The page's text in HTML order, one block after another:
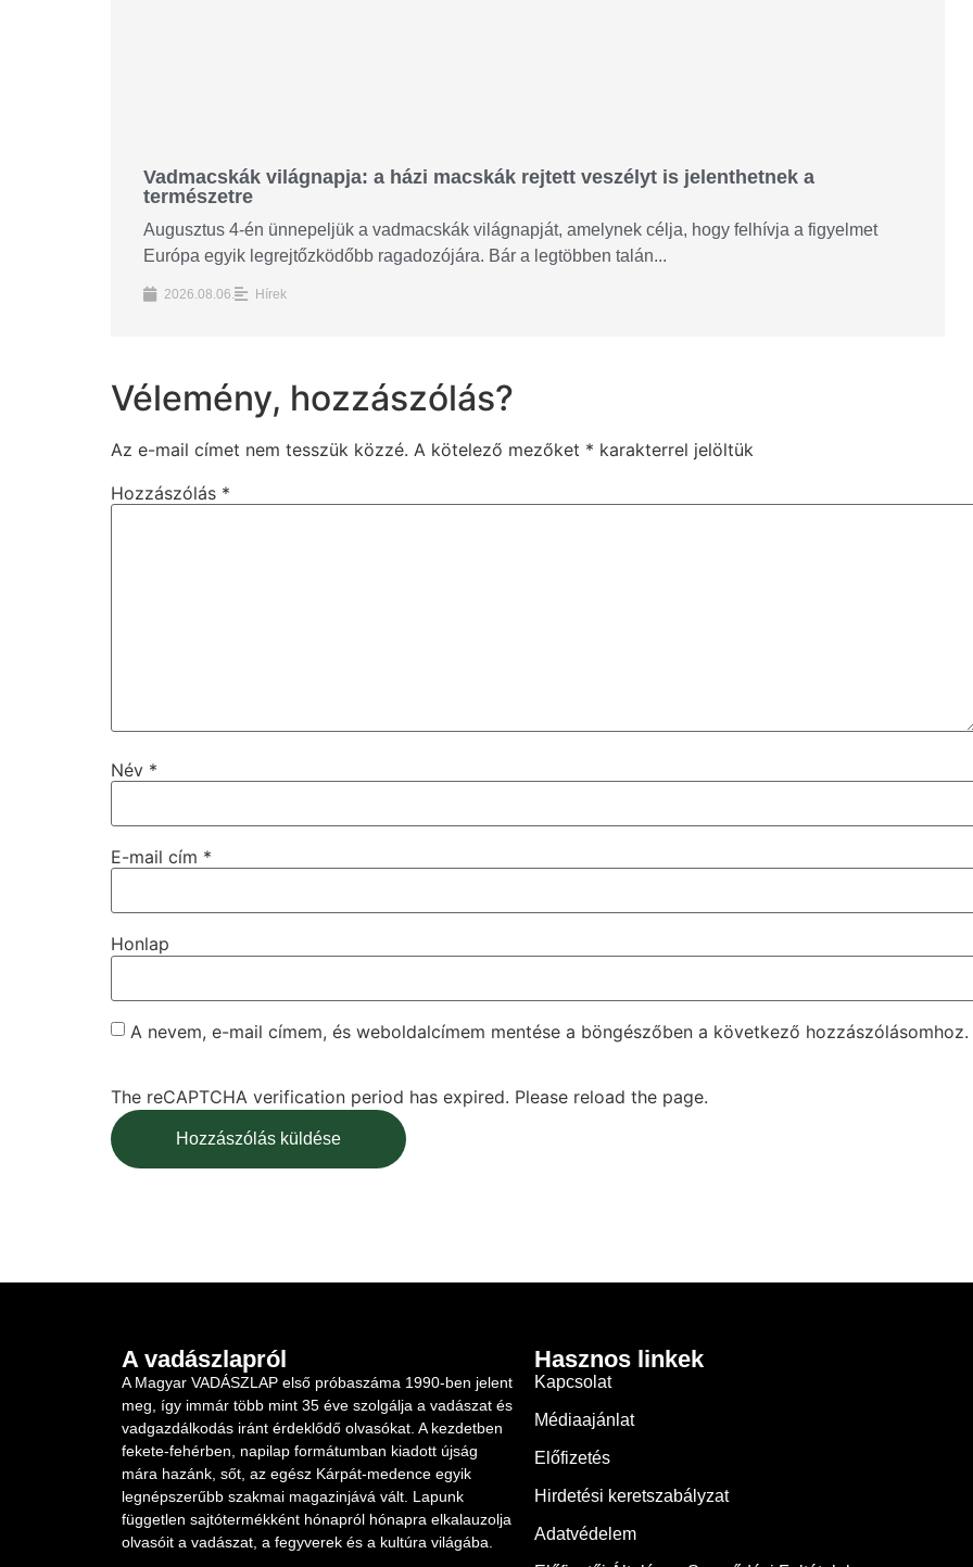
Vadmacskák világnapja: a házi macskák rejtett veszélyt is jelenthetnek a
természetre
Augusztus 4-én ünnepeljük a vadmacskák világnapját, amelynek célja, hogy felhívja a figyelmet
Európa egyik legrejtőzködőbb ragadozójára. Bár a legtöbben talán...
2026.08.06. Hírek
Vélemény, hozzászólás?
Az e-mail címet nem tesszük közzé. A kötelező mezőket * karakterrel jelöltük
Hozzászólás *
Név *
E-mail cím *
Honlap
A nevem, e-mail címem, és weboldalcímem mentése a böngészőben a következő hozzászólásomhoz.
The reCAPTCHA verification period has expired. Please reload the page.
A vadászlapról
A Magyar VADÁSZLAP első próbaszáma 1990-ben jelent
meg, így immár több mint 35 éve szolgálja a vadászat és
vadgazdálkodás iránt érdeklődő olvasókat. A kezdetben
fekete-fehérben, napilap formátumban kiadott újság
mára hazánk, sőt, az egész Kárpát-medence egyik
legnépszerűbb szakmai magazinjává vált. Lapunk
független sajtótermékként hónapról hónapra elkalauzolja
olvasóit a vadászat, a fegyverek és a kultúra világába.
Hasznos linkek
Kapcsolat
Médiaajánlat
Előfizetés
Hirdetési keretszabályzat
Adatvédelem